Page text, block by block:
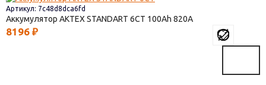
Артикул: 7c48d8dca6fd
Аккумулятор AКТЕХ STANDART 6СТ 100 820
8196 ₽